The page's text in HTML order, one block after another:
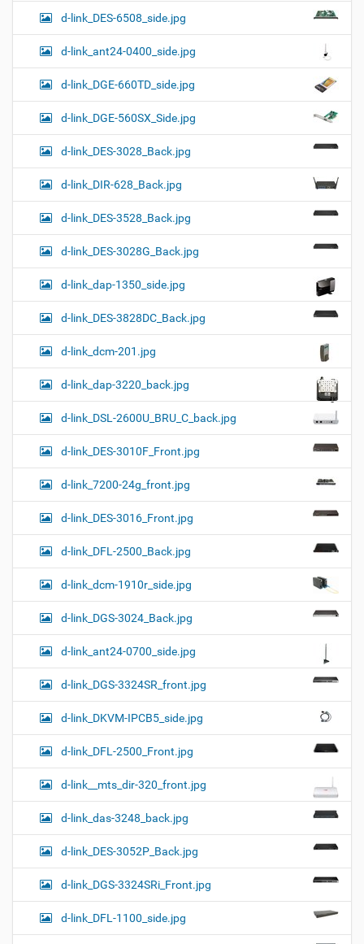
d-link_DES-6508_side.jpg
d-link_ant24-0400_side.jpg
d-link_DGE-660TD_side.jpg
d-link_DGE-560SX_Side.jpg
d-link_DES-3028_Back.jpg
d-link_DIR-628_Back.jpg
d-link_DES-3528_Back.jpg
d-link_DES-3028G_Back.jpg
d-link_dap-1350_side.jpg
d-link_DES-3828DC_Back.jpg
d-link_dcm-201.jpg
d-link_dap-3220_back.jpg
d-link_DSL-2600U_BRU_C_back.jpg
d-link_DES-3010F_Front.jpg
d-link_7200-24g_front.jpg
d-link_DES-3016_Front.jpg
d-link_DFL-2500_Back.jpg
d-link_dcm-1910r_side.jpg
d-link_DGS-3024_Back.jpg
d-link_ant24-0700_side.jpg
d-link_DGS-3324SR_front.jpg
d-link_DKVM-IPCB5_side.jpg
d-link_DFL-2500_Front.jpg
d-link__mts_dir-320_front.jpg
d-link_das-3248_back.jpg
d-link_DES-3052P_Back.jpg
d-link_DGS-3324SRi_Front.jpg
d-link_DFL-1100_side.jpg